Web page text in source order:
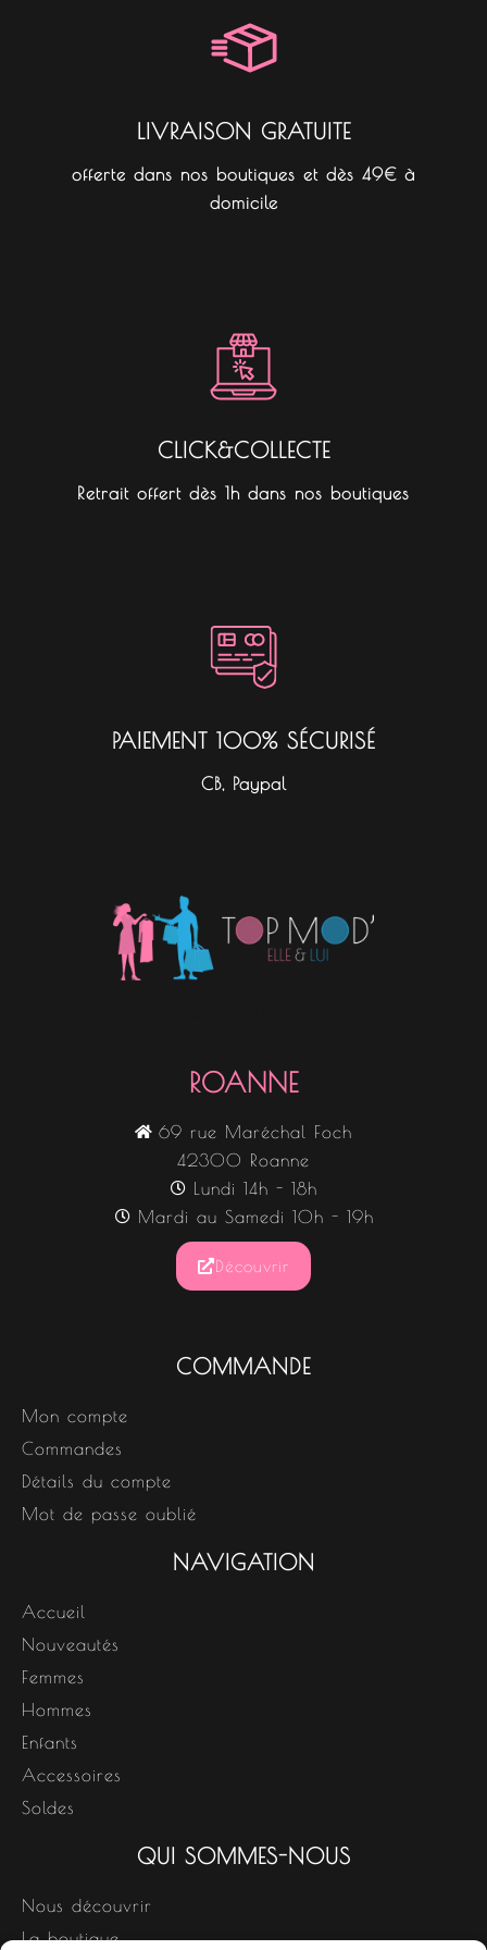
a
m
LIVRAISON GRATUITE
offerte dans nos boutiques et dès 49€ à
domicile
CLICK&COLLECTE
Retrait offert dès 1h dans nos boutiques
PAIEMENT 100% SÉCURISÉ
CB, Paypal
ROANNE
69 rue Maréchal Foch
42300 Roanne
Lundi 14h - 18h
Mardi au Samedi 10h - 19h
Découvrir
COMMANDE
Mon compte
Commandes
Détails du compte
Mot de passe oublié
NAVIGATION
Accueil
Nouveautés
Femmes
Hommes
Enfants
Accessoires
Soldes
QUI SOMMES-NOUS
Nous découvrir
La boutique